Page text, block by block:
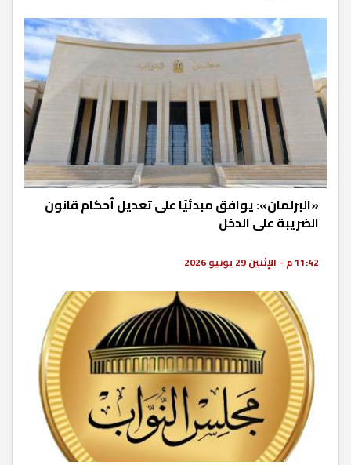
«البرلمان»: يوافق مبدئيًا على تعديل أحكام قانون
الضريبة على الدخل
11:42 م - الإثنين 29 يونيو 2026